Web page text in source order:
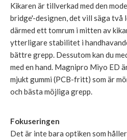
Kikaren är tillverkad med den
bridge'-designen, det vill säga två
därmed ett tomrum i mitten av
ytterligare stabilitet i
bättre grepp. Dessutom kan du
med en hand. Magnipro Miyo ED
mjukt gummi (PCB-fritt) som är
och bästa möjliga grepp.
Fokuseringen
Det är inte bara optiken som